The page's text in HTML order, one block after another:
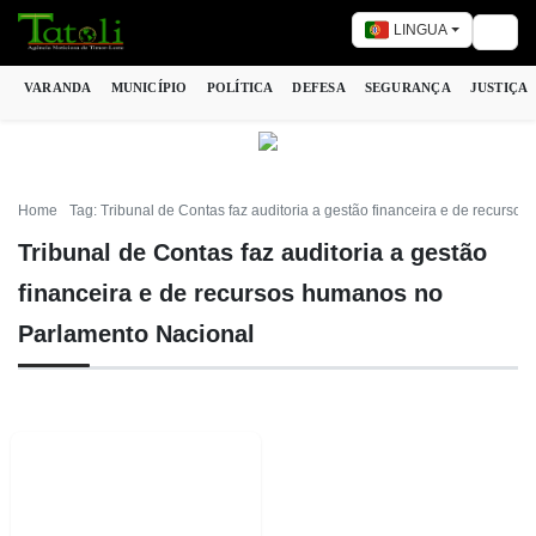
LINGUA
VARANDA MUNICÍPIO POLÍTICA DEFESA SEGURANÇA JUSTIÇA
Home Tag: Tribunal de Contas faz auditoria a gestão financeira e de
Tribunal de Contas faz auditoria a gestão
financeira e de recursos humanos no
Parlamento Nacional